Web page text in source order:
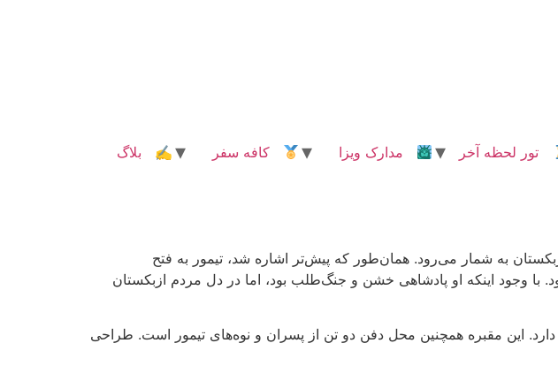
تور لحظه آخر مدارک ویزا کافه سفر ✍ بلاگ
به شمار می‌رود. همان‌طور که پیش‌تر اشاره شد، تیمور به فتح
وجود اینکه او پادشاهی خشن و جنگ‌طلب بود، اما در دل مردم ازبکستان
دارد. این مقبره همچنین محل دفن دو تن از پسران و نوه‌های تیمور است. طراحی